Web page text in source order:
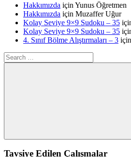
Hakkımızda için Yunus Öğretmen
Hakkımızda için Muzaffer Uğur
Kolay Seviye 9×9 Sudoku – 35
Kolay Seviye 9×9 Sudoku – 35
4. Sınıf Bölme Alıştırmaları – 3 için
Search
for:
Search
Tavsiye Edilen Çalışmalar